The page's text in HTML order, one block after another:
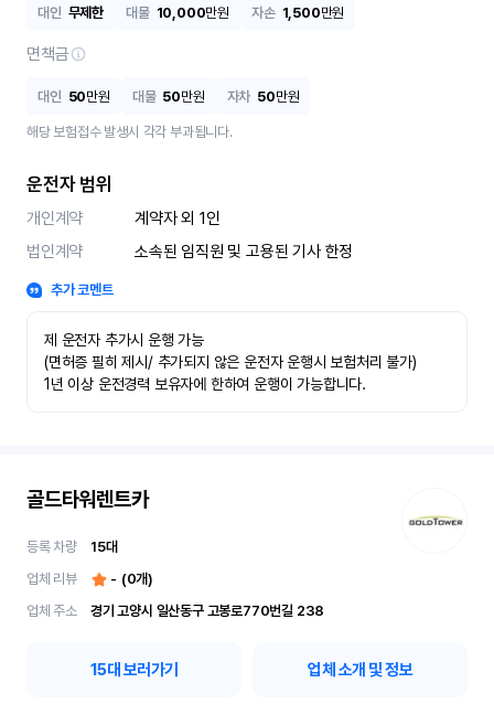
대인 무제한 대물 10,000만원 자손 1,500만원
면책금
대인 50만원 대물 50만원 자차 50만원
해당 보험접수 발생시 각각 부과됩니다.
운전자 범위
개인계약
계약자 외 1인
법인계약
소속된 임직원 및 고용된 기사 한정
추가 코멘트
제 운전자 추가시 운행 가능
(면허증 필히 제시/ 추가되지 않은 운전자 운행시 보험처리 불가)
1년 이상 운전경력 보유자에 한하여 운행이 가능합니다.
골드타워렌트카
등록 차량 15대
업체 리뷰
- (0개)
업체 주소
경기 고양시 일산동구 고봉로770번길 238
15대 보러가기 업체 소개 및 정보